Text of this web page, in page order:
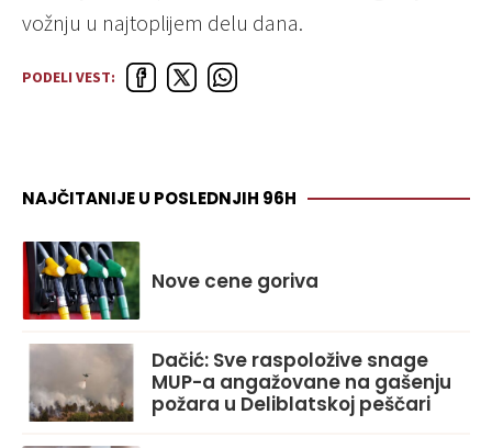
vožnju u najtoplijem delu dana.
PODELI VEST:
NAJČITANIJE U POSLEDNJIH 96H
Nove cene goriva
Dačić: Sve raspoložive snage
MUP-a angažovane na gašenju
požara u Deliblatskoj peščari